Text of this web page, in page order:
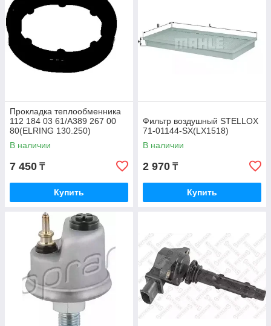
Прокладка теплообменника
112 184 03 61/A389 267 00
80(ELRING 130.250)
В наличии
7 450 ₸
Купить
Фильтр воздушный STELLOX
71-01144-SX(LX1518)
В наличии
2 970 ₸
Купить